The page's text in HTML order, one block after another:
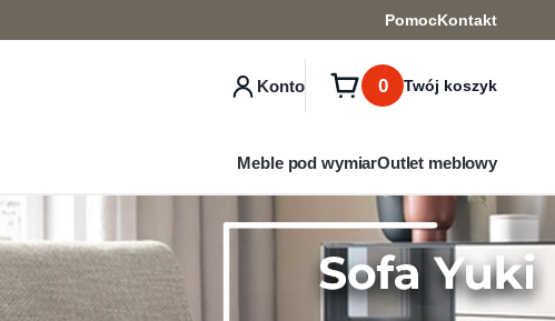
PomocKontakt
Konto 0 Twój koszyk
Meble pod wymiarOutlet meblowy